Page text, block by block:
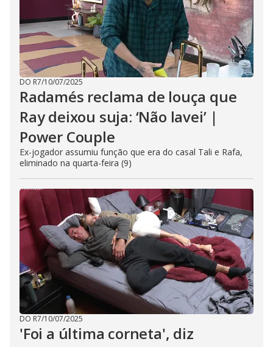
DO R7/10/07/2025
Radamés reclama de louça que
Ray deixou suja: ‘Não lavei’ |
Power Couple
Ex-jogador assumiu função que era do casal Tali e Rafa,
eliminado na quarta-feira (9)
DO R7/10/07/2025
'Foi a última corneta', diz